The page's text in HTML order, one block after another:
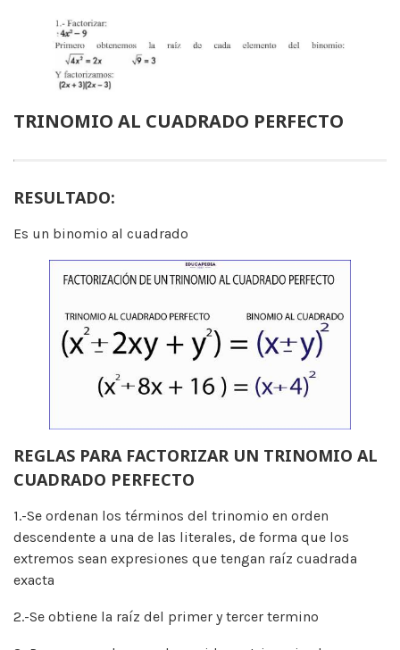
TRINOMIO AL CUADRADO PERFECTO
RESULTADO:
Es un binomio al cuadrado
REGLAS PARA FACTORIZAR UN TRINOMIO AL
CUADRADO PERFECTO
1.-Se ordenan los términos del trinomio en orden
descendente a una de las literales, de forma que los
extremos sean expresiones que tengan raíz cuadrada
exacta
2.-Se obtiene la raíz del primer y tercer termino